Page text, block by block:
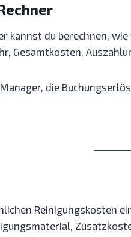
kannst du berechnen,
Gesamtkosten,
die
Reinigungskosten